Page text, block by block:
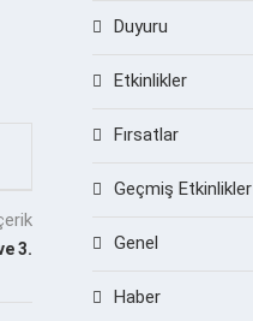
3.
Duyuru
Etkinlikler
Fırsatlar
Geçmiş Etkinlikler
Genel
Haber